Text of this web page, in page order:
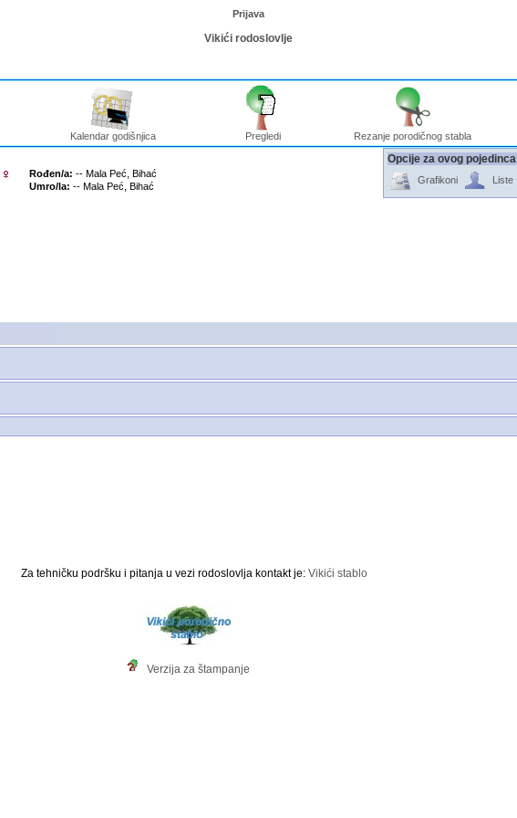
Prijava
Vikići rodoslovlje
Kalendar godišnjica Pregledi Rezanje porodičnog stabla
Rođen/a: -- Mala Peć, Bihać
Umro/la: -- Mala Peć, Bihać
Opcije za ovog pojedinca
Grafikoni Liste
Za tehničku podršku i pitanja u vezi rodoslovlja kontakt je:Vikići stablo
Verzija za štampanje